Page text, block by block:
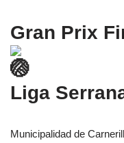
Gran Prix
Liga
Municipalidad de